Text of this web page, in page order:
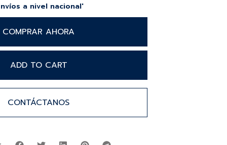
a nivel nacional'
COMPRAR AHORA
ADD TO CART
CONTÁCTANOS